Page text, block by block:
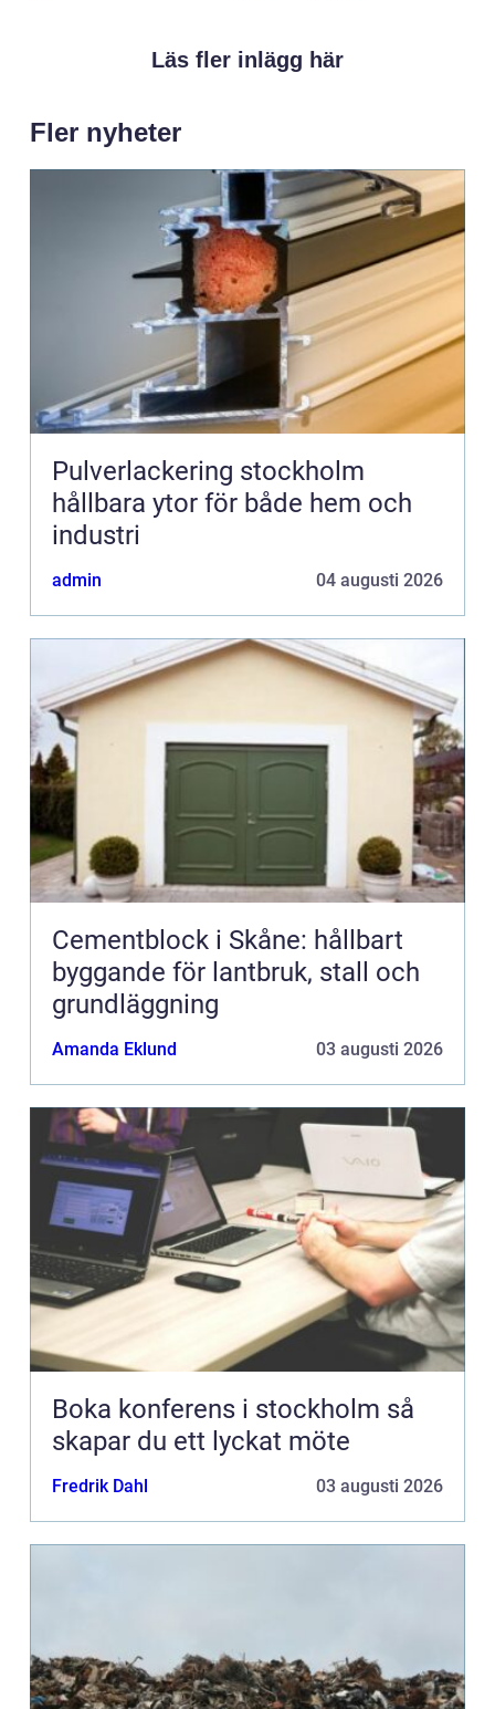
Läs fler inlägg här
Fler nyheter
Pulverlackering stockholm
hållbara ytor för både hem och
industri
admin 04 augusti 2026
Cementblock i Skåne: hållbart
byggande för lantbruk, stall och
grundläggning
Amanda Eklund 03 augusti 2026
Boka konferens i stockholm så
skapar du ett lyckat möte
Fredrik Dahl 03 augusti 2026